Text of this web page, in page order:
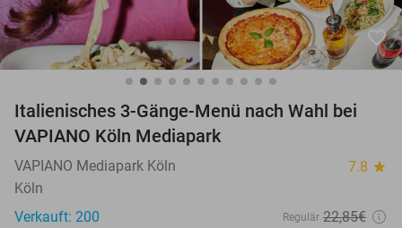
favorite_border
Italienisches 3-Gänge-Menü nach Wahl bei
VAPIANO Köln Mediapark
VAPIANO Mediapark Köln 7.8 star
Köln
Verkauft: 200
Regulär 22,85€